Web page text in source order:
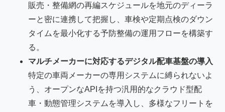
販売・整備網の再編スケジュールを地元のディーラ
ーと密に連携して把握し、車検や定期点検のダウン
タイムを最小化する予防整備の運用フローを構築す
る。
マルチメーカーに対応するデジタル配車基盤の導入
特定の車両メーカーの専用システムに縛られないよ
う、オープンなAPIを持つ汎用的なクラウド型配
車・動態管理システムを導入し、多様なフリートを